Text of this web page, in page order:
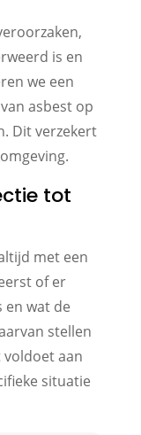
is en
we een
asbest op
Dit verzekert
tot
met een
of er
en wat de
stellen
aan
situatie